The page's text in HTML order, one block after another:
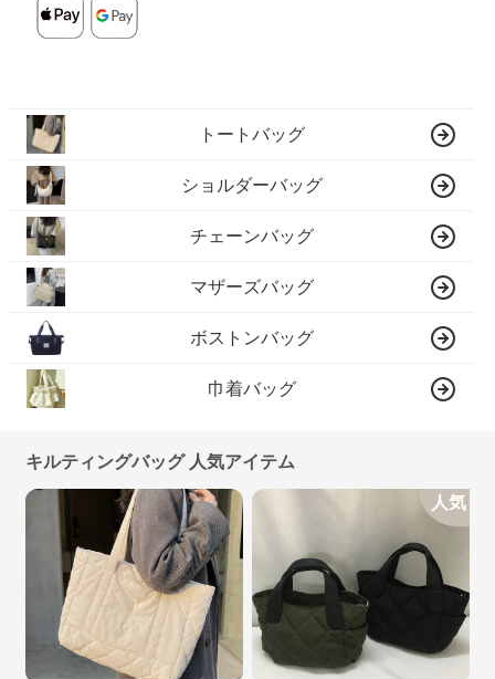
トートバッグ
ショルダーバッグ
チェーンバッグ
マザーズバッグ
ボストンバッグ
巾着バッグ
キルティングバッグ 人気アイテム
人気